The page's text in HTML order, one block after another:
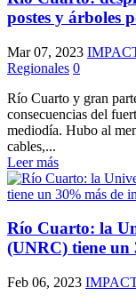
postes y árboles
Mar 07, 2023
Regionales 0
Río Cuarto y gran
consecuencias del
mediodía. Hubo al
cables,...
Leer más
Río Cuarto: la
(UNRC) tiene un
Feb 06, 2023